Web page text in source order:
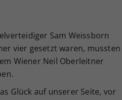
Sam Weissborn
vier gesetzt waren, mussten
Wiener Neil Oberleitner
Glück auf unserer Seite, vor